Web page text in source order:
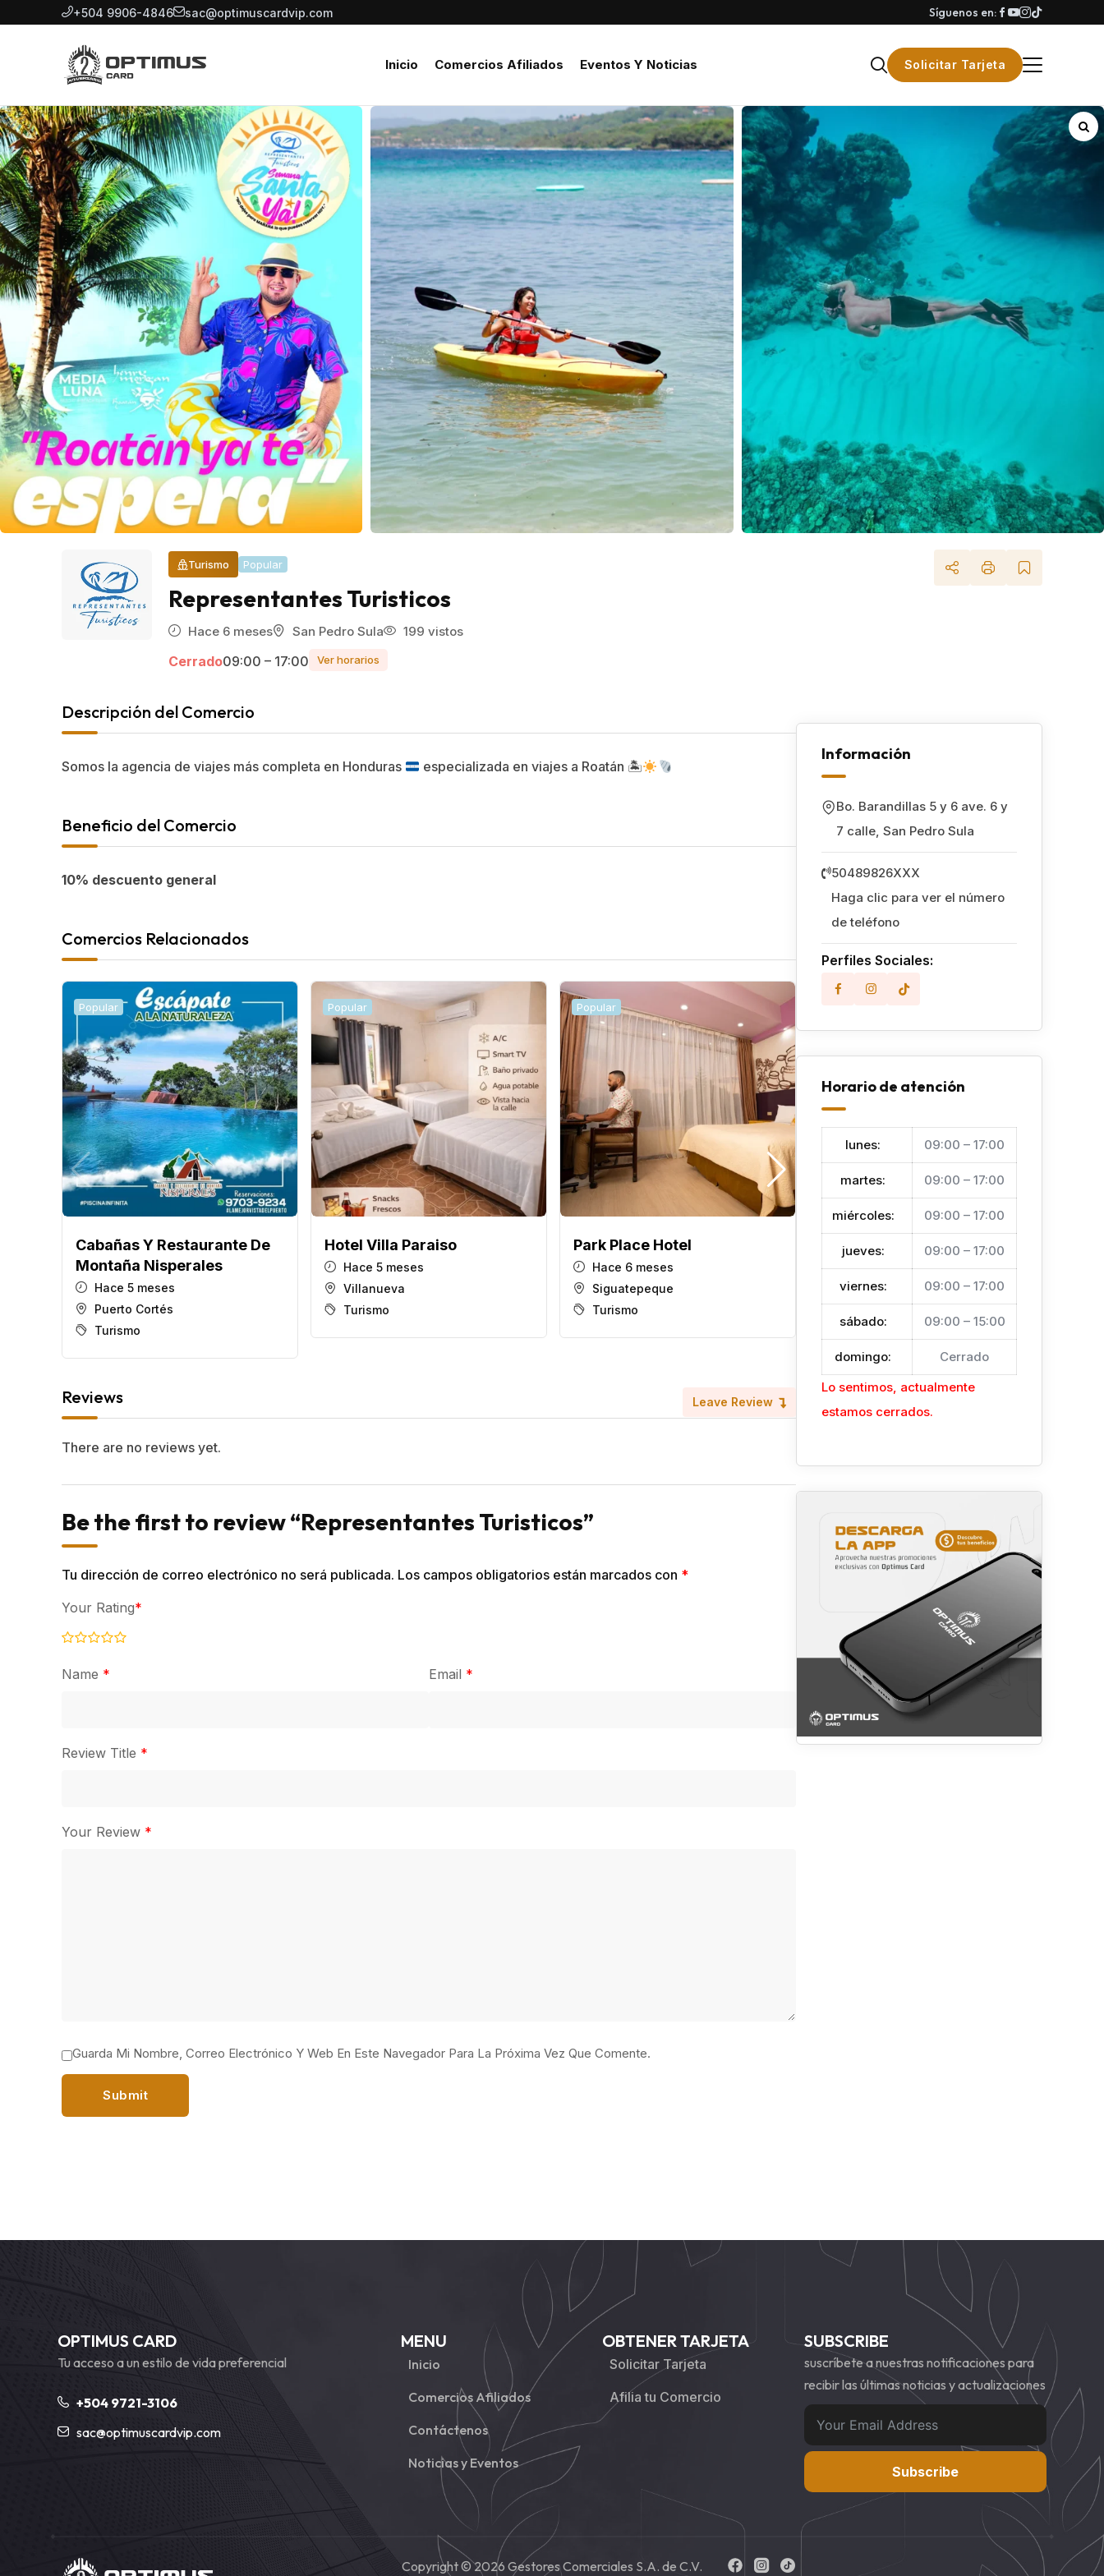
+504 9906-4846 sac@optimuscardvip.com Síguenos en:
Inicio Comercios Afiliados Eventos Y Noticias Solicitar Tarjeta
Turismo Popular
Representantes Turisticos
Hace 6 meses San Pedro Sula 199 vistos
Cerrado09:00 – 17:00 Ver horarios
Descripción del Comercio
Somos la agencia de viajes más completa en Honduras especializada en viajes a Roatán 🏝
Beneficio del Comercio
10% descuento general
Comercios Relacionados
Popular
Cabañas Y Restaurante De
Montaña Nisperales
Hace 5 meses
Puerto Cortés
Turismo
Popular
Hotel Villa Paraiso
Hace 5 meses
Villanueva
Turismo
Popular
Park Place Hotel
Hace 6 meses
Siguatepeque
Turismo
SunSet Hut Hostal
Hace 6 meses
Omoa
Reviews Leave Review
There are no reviews yet.
Be the first to review “Representantes Turisticos”
Tu dirección de correo electrónico no será publicada. Los campos obligatorios están marcados con *
Review Title *
Your Rating*
Your Review *
Name * Email *
Guarda Mi Nombre, Correo Electrónico Y Web En Este Navegador Para La Próxima Vez Que Comente.
Información
Bo. Barandillas 5 y 6 ave. 6 y
7 calle, San Pedro Sula
50489826XXX
Haga clic para ver el número
de teléfono
Perfiles Sociales:
Horario de atención
lunes: 09:00 – 17:00
martes: 09:00 – 17:00
miércoles: 09:00 – 17:00
jueves: 09:00 – 17:00
viernes: 09:00 – 17:00
sábado: 09:00 – 15:00
domingo:
Cerrado
Lo sentimos, actualmente
estamos cerrados.
OPTIMUS CARD
Tu acceso a un estilo de vida preferencial
+504 9721-3106
sac@optimuscardvip.com
MENU
Inicio
Comercios Afiliados
Contáctenos
Noticias y Eventos
OBTENER TARJETA
Solicitar Tarjeta
Afilia tu Comercio
SUBSCRIBE
suscríbete a nuestras notificaciones para
recibir las últimas noticias y actualizaciones
Subscribe
Copyright © 2026 Gestores Comerciales S.A. de C.V.